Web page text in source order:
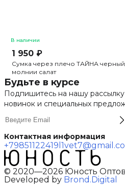
В наличии
1 950 ₽
Сумка через плечо ТАЙНА
молнии салат
Будьте в курсе
Подпишитесь на нашу рассылку
новинок и специальных
Контактная информация
+79851122419
© 2020—2026 Юность
Developed by Brond.Digital